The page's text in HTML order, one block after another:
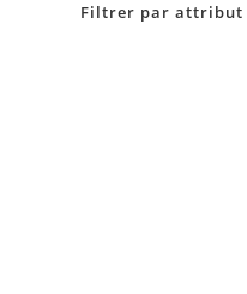
Filtrer par attribut